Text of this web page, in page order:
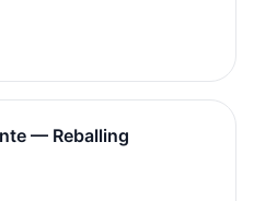
— Reballing